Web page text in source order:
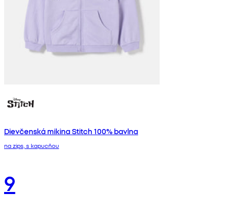
Dievčenská mikina Stitch 100% bavlna
na zips, s kapucňou
9